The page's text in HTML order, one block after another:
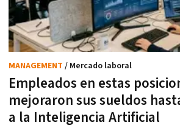
Empleados en estas
mejoraron sus sueldos
a la Inteligencia Artificial
MANAGEMENT / Mercado laboral